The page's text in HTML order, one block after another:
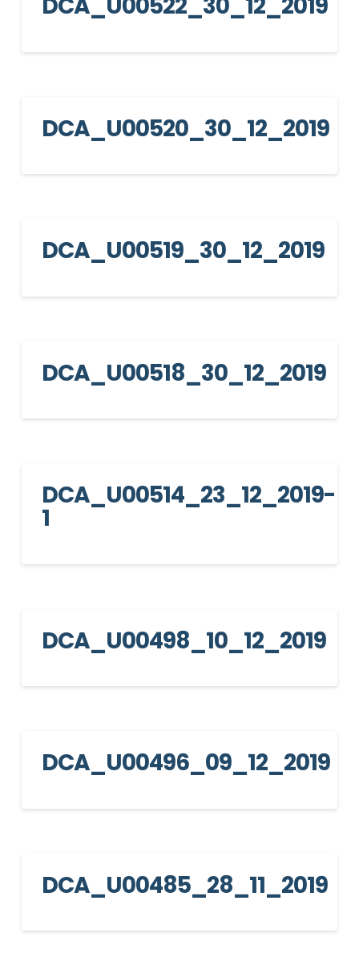
DCA_U00520_30_12_2019
DCA_U00519_30_12_2019
DCA_U00518_30_12_2019
DCA_U00514_23_12_2019-
1
DCA_U00498_10_12_2019
DCA_U00496_09_12_2019
DCA_U00485_28_11_2019